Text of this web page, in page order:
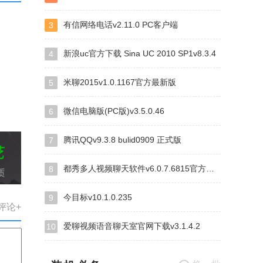
论+
3 有信网络电话v2.11.0 PC客户端
4 新浪uc官方下载 Sina UC 2010 SP1v8.3.4
5 米聊2015v1.0.1167官方最新版
6 微信电脑版(PC版)v3.5.0.46
7 腾讯QQv9.3.8 bulid0909 正式版
8 都秀多人视频聊天软件v6.0.7.6815官方免费版
9 今目标v10.1.0.235
10 爱聊视频语音聊天室官网下载v3.1.4.2